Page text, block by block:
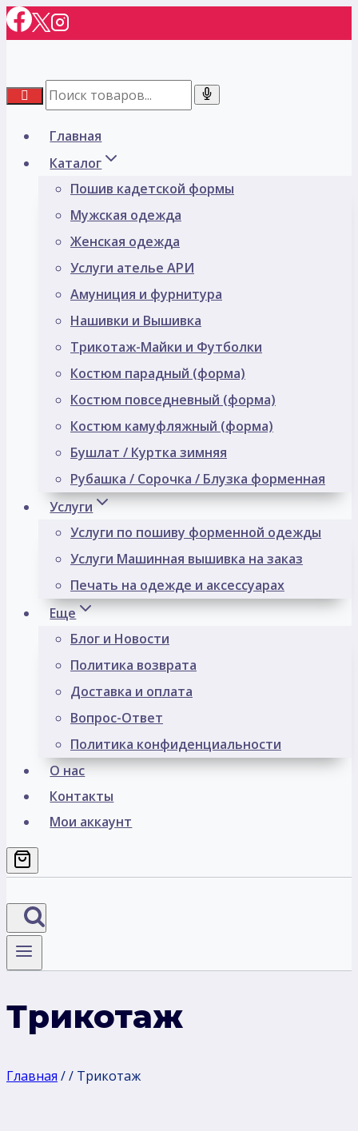
Перейти
к
Главная
Каталог
Пошив кадетской формы
Мужская одежда
Женская одежда
Услуги ателье АРИ
Амуниция и фурнитура
Нашивки и Вышивка
Трикотаж-Майки и Футболки
Костюм парадный (форма)
Костюм повседневный (форма)
Костюм камуфляжный (форма)
Бушлат / Куртка зимняя
Рубашка / Сорочка / Блузка форменная
Услуги
Услуги по пошиву форменной одежды
Услуги Машинная вышивка на заказ
Печать на одежде и аксессуарах
Еще
Блог и Новости
Политика возврата
Доставка и оплата
Вопрос-Ответ
Политика конфиденциальности
О нас
Контакты
Мои аккаунт
Трикотаж
Главная // Трикотаж